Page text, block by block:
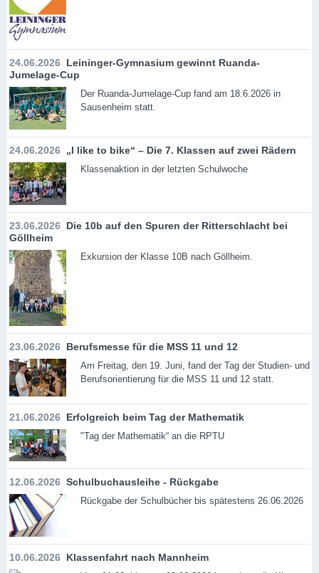
24.06.2026 Leininger-Gymnasium gewinnt Ruanda-
Jumelage-Cup
Der Ruanda-Jumelage-Cup fand am 18.6.2026 in
Sausenheim statt.
24.06.2026 „I like to bike“ – Die 7. Klassen auf zwei Rädern
Klassenaktion in der letzten Schulwoche
23.06.2026 Die 10b auf den Spuren der Ritterschlacht bei
Göllheim
Exkursion der Klasse 10B nach Göllheim.
23.06.2026 Berufsmesse für die MSS 11 und 12
Am Freitag, den 19. Juni, fand der Tag der Studien- und
Berufsorientierung für die MSS 11 und 12 statt.
21.06.2026 Erfolgreich beim Tag der Mathematik
"Tag der Mathematik“ an die RPTU
12.06.2026 Schulbuchausleihe - Rückgabe
Rückgabe der Schulbücher bis spätestens 26.06.2026
10.06.2026 Klassenfahrt nach Mannheim